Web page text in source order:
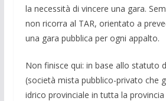
la necessità di vincere una gara.
non ricorra al TAR, orientato a
una gara pubblica per ogni appalto.
Non finisce qui: in base allo statuto
(società mista pubblico-privato che
idrico provinciale in tutta la provincia